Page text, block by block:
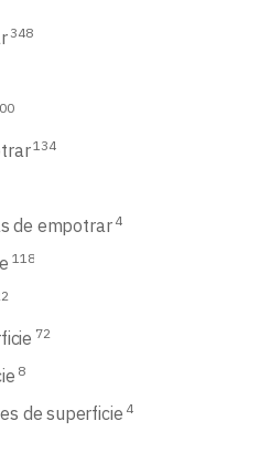
348
134
de empotrar 4
118
72
8
de superficie 4